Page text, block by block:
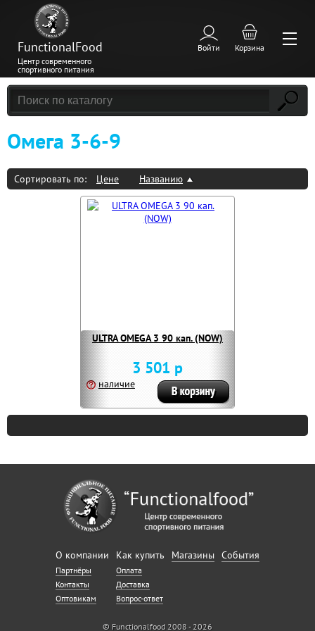
FunctionalFood
Центр современного
спортивного питания
Войти Корзина
Омега 3-6-9
Сортировать по: Цене Названию
ULTRA OMEGA 3 90 кап. (NOW)
3 501 р
наличие
О компании
Партнёры
Контакты
Оптовикам
Как купить
Оплата
Доставка
Вопрос-ответ
Магазины События
© Functionalfood 2008 - 2026